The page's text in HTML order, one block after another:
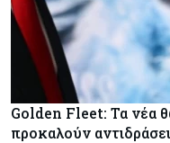
Golden Fleet: Τα νέα
προκαλούν